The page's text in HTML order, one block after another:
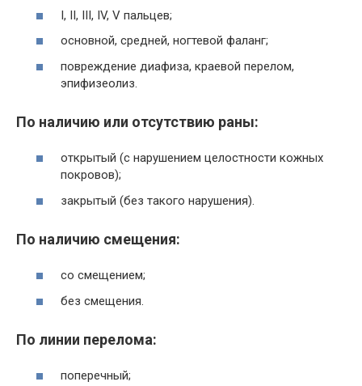
I, II, III, IV, V пальцев;
основной, средней, ногтевой фаланг;
повреждение диафиза, краевой перелом,
эпифизеолиз.
По наличию или отсутствию раны:
открытый (с нарушением целостности кожных
покровов);
закрытый (без такого нарушения).
По наличию смещения:
со смещением;
без смещения.
По линии перелома:
поперечный;